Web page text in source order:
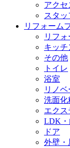
アク
スタ
リフォーム
リフ
キッチ
その他
トイレ
浴室
リノ
洗面化
エクス
LDK・
ドア
外壁・